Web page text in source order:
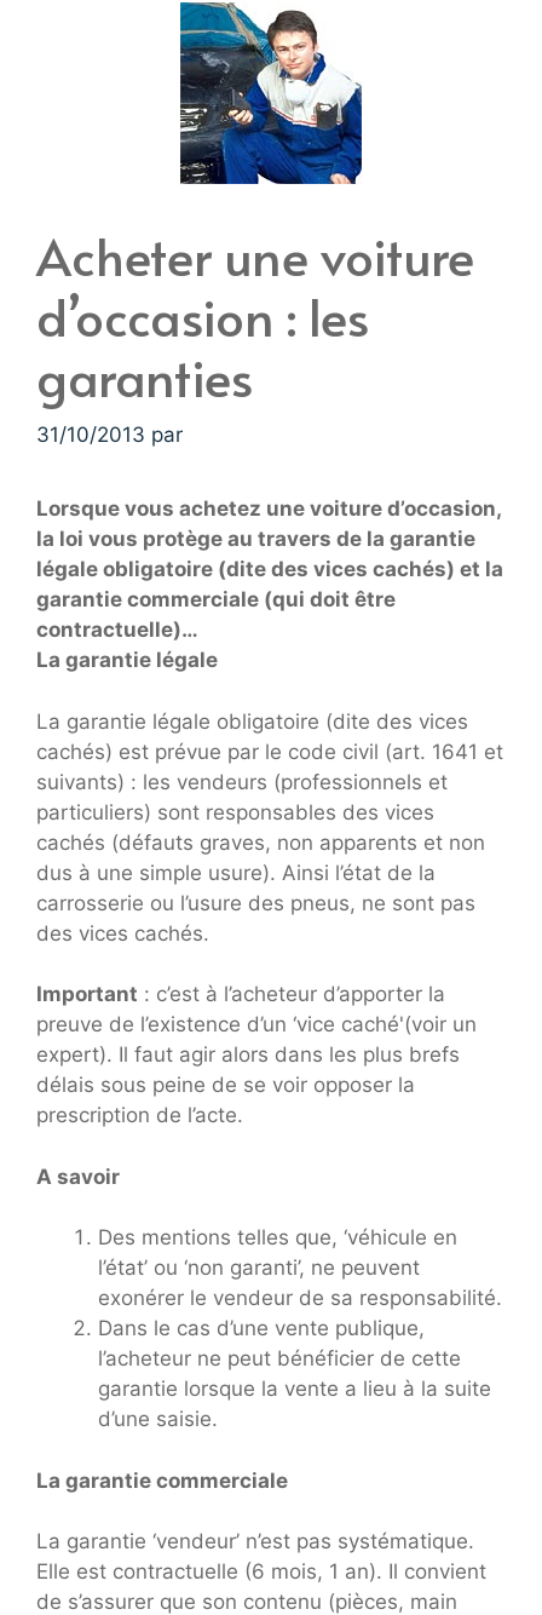
Acheter une voiture
d’occasion : les
garanties
31/10/2013 par
Lorsque vous achetez une voiture d’occasion,
la loi vous protège au travers de la garantie
légale obligatoire (dite des vices cachés) et la
garantie commerciale (qui doit être
contractuelle)…
La garantie légale
La garantie légale obligatoire (dite des vices
cachés) est prévue par le code civil (art. 1641 et
suivants) : les vendeurs (professionnels et
particuliers) sont responsables des vices
cachés (défauts graves, non apparents et non
dus à une simple usure). Ainsi l’état de la
carrosserie ou l’usure des pneus, ne sont pas
des vices cachés.
Important : c’est à l’acheteur d’apporter la
preuve de l’existence d’un ‘vice caché'(voir un
expert). Il faut agir alors dans les plus brefs
délais sous peine de se voir opposer la
prescription de l’acte.
A savoir
Des mentions telles que, ‘véhicule en
l’état’ ou ‘non garanti’, ne peuvent
exonérer le vendeur de sa responsabilité.
Dans le cas d’une vente publique,
l’acheteur ne peut bénéficier de cette
garantie lorsque la vente a lieu à la suite
d’une saisie.
La garantie commerciale
La garantie ‘vendeur’ n’est pas systématique.
Elle est contractuelle (6 mois, 1 an). Il convient
de s’assurer que son contenu (pièces, main